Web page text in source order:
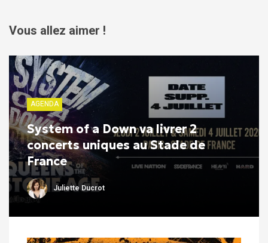
Vous allez aimer !
AGENDA
System of a Down va livrer 2
concerts uniques au Stade de
France
Juliette Ducrot